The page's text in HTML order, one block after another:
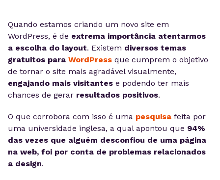
Quando estamos criando um novo site em
WordPress, é de extrema importância atentarmos
a escolha do layout. Existem diversos temas
gratuitos para WordPress que cumprem o objetivo
de tornar o site mais agradável visualmente,
engajando mais visitantes e podendo ter mais
chances de gerar resultados positivos.
O que corrobora com isso é uma pesquisa feita por
uma universidade inglesa, a qual apontou que 94%
das vezes que alguém desconfiou de uma página
na web, foi por conta de problemas relacionados
a design.